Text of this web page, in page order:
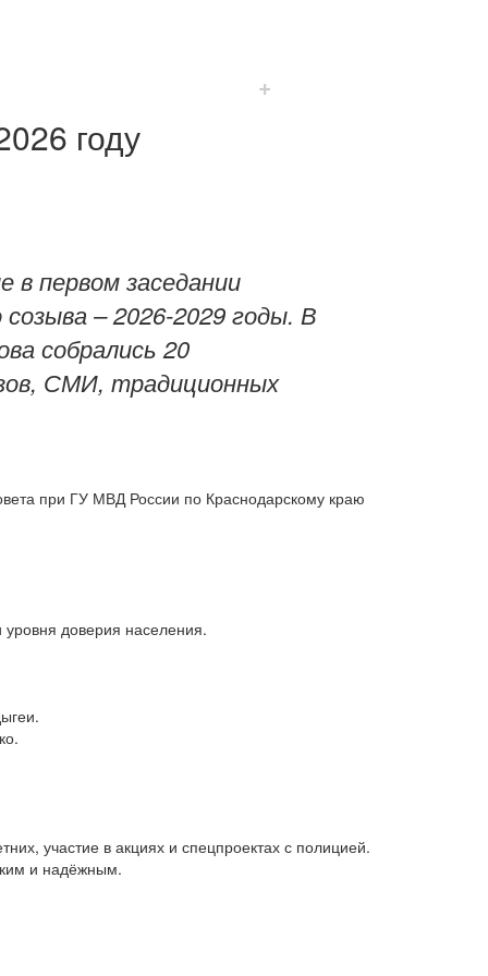
+
году
первом заседании
– 2026-2029 годы. В
собрались 20
СМИ, традиционных
при ГУ МВД России по Краснодарскому краю
доверия населения.
участие в акциях и спецпроектах с полицией.
и надёжным.